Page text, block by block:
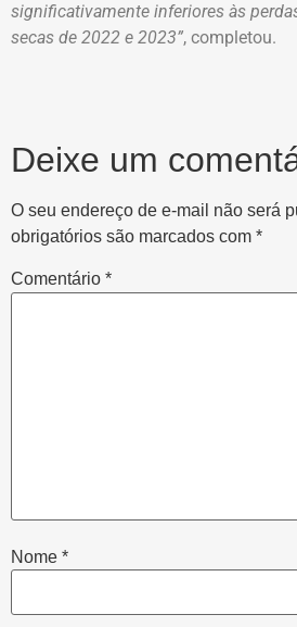
significativamente inferiores às
secas de 2022 e 2023”, completou.
Deixe um
O seu endereço de e-mail não será
obrigatórios são marcados com *
Comentário *
Nome *